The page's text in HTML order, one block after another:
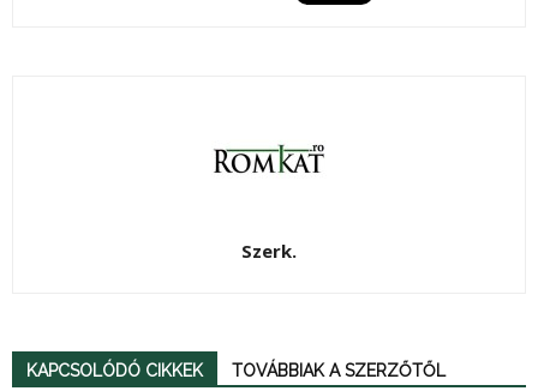
Szerk.
KAPCSOLÓDÓ CIKKEK TOVÁBBIAK A SZERZŐTŐL